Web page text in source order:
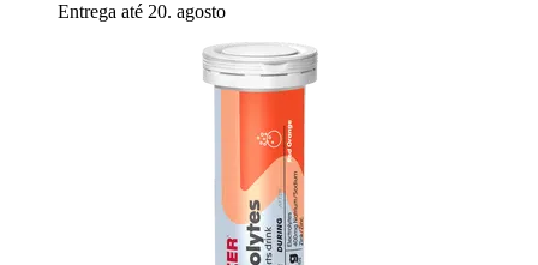
Entrega até 20. agosto